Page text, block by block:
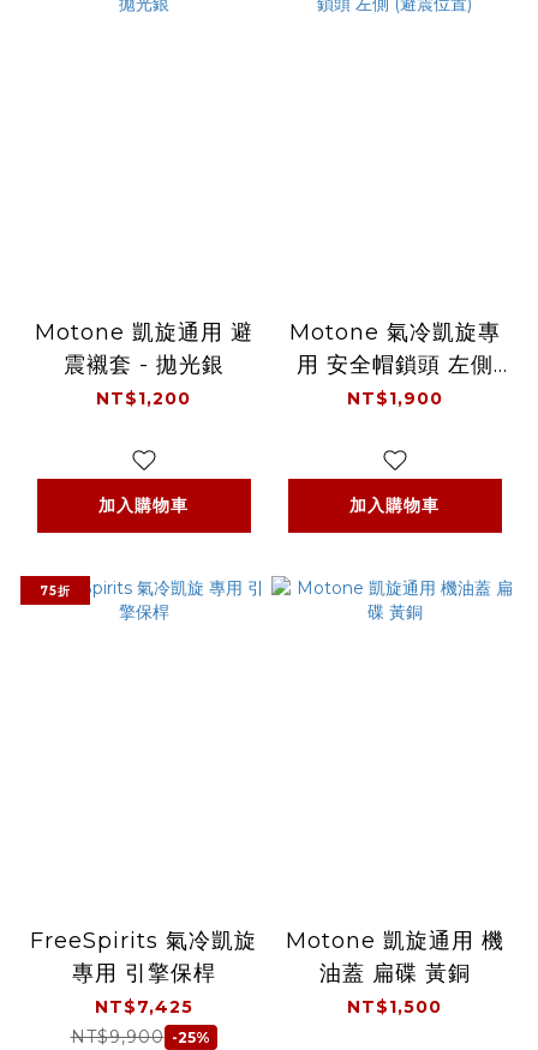
Motone 凱旋通用 避
震襯套 - 拋光銀
NT$1,200
加入購物車
Motone 氣冷凱旋專
用 安全帽鎖頭 左側
(避震位置)
NT$1,900
加入購物車
75折
FreeSpirits 氣冷凱旋
專用 引擎保桿
NT$7,425
NT$9,900 -25%
Motone 凱旋通用 機
油蓋 扁碟 黃銅
NT$1,500